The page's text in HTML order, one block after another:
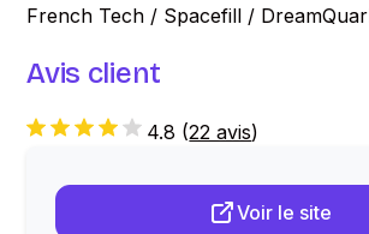
French Tech / Spacefill /
Avis client
4.8 (22 avis)
Voir le site